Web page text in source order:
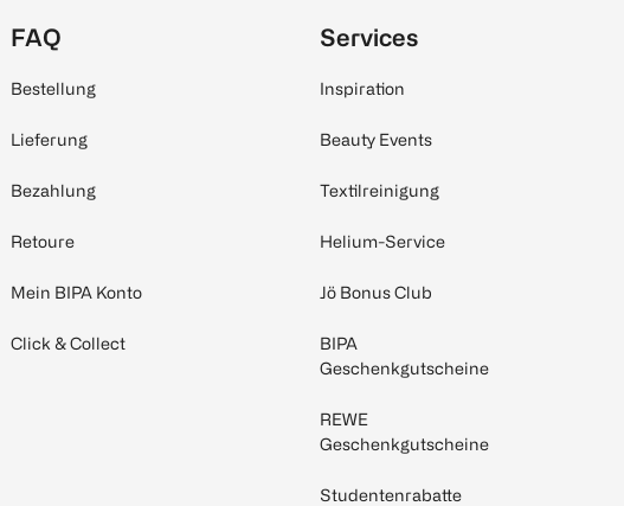
FAQ
Bestellung
Lieferung
Bezahlung
Retoure
Mein BIPA Konto
Click & Collect
Services
Inspiration
Beauty Events
Textilreinigung
Helium-Service
Jö Bonus Club
BIPA
Geschenkgutscheine
REWE
Geschenkgutscheine
Studentenrabatte